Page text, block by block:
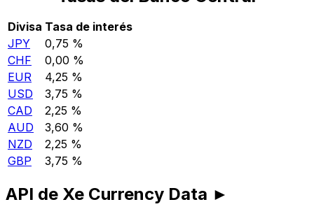
Divisa Tasa de interés
JPY
0,75 %
CHF
0,00 %
EUR
4,25 %
USD
3,75 %
CAD
2,25 %
AUD
3,60 %
NZD
2,25 %
GBP
3,75 %
API de Xe Currency Data ►